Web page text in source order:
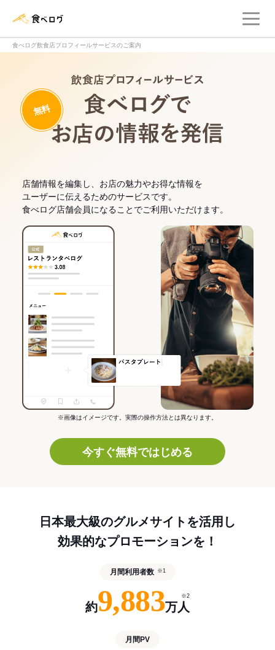
食べログ飲食店プロフィールサービスのご案内
無料
店舗情報を編集し、お店の魅力やお得な情報を
ユーザーに伝えるためのサービスです。
食べログ店舗会員になることでご利用いただけます。
※画像はイメージです。実際の操作方法とは異なります。
今すぐ無料ではじめる
日本最大級のグルメサイトを活用し
効果的なプロモーションを！
月間利用者数 ※1
約9,883万人
※2
月間PV